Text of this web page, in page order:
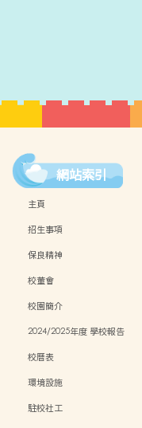
網站索引
主頁
招生事項
保良精神
校董會
校園簡介
2024/2025年度 學校報告
校曆表
環境設施
駐校社工